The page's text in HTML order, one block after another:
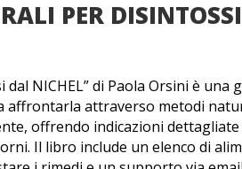
PER
NICHEL” di Paola Orsini è una
affrontarla attraverso metodi
offrendo indicazioni dettagliate
Il libro include un elenco di